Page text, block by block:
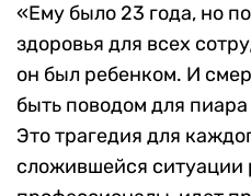
«Ему было 23 года, но
здоровья для всех
он был ребенком. И
быть поводом для
Это трагедия для
сложившейся ситуации